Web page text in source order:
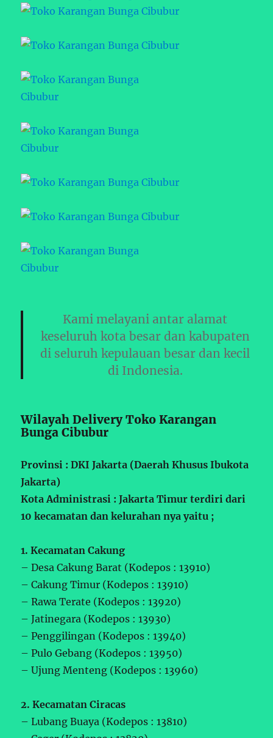
Kami melayani antar alamat
keseluruh kota besar dan kabupaten
di seluruh kepulauan besar dan kecil
di Indonesia.
Wilayah Delivery Toko Karangan
Bunga Cibubur
Provinsi : DKI Jakarta (Daerah Khusus Ibukota
Jakarta)
Kota Administrasi : Jakarta Timur terdiri dari
10 kecamatan dan kelurahan nya yaitu ;
1. Kecamatan Cakung
– Desa Cakung Barat (Kodepos : 13910)
– Cakung Timur (Kodepos : 13910)
– Rawa Terate (Kodepos : 13920)
– Jatinegara (Kodepos : 13930)
– Penggilingan (Kodepos : 13940)
– Pulo Gebang (Kodepos : 13950)
– Ujung Menteng (Kodepos : 13960)
2. Kecamatan Ciracas
– Lubang Buaya (Kodepos : 13810)